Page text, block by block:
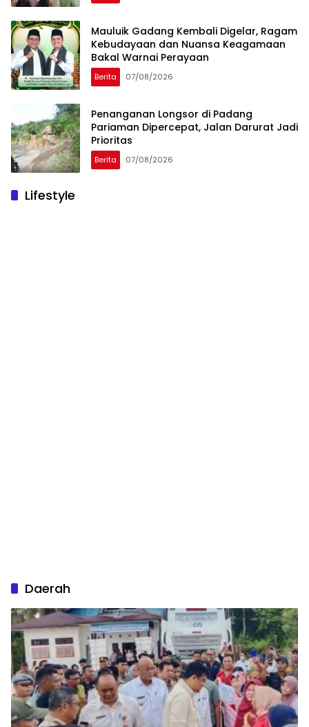
Mauluik Gadang Kembali Digelar, Ragam
Kebudayaan dan Nuansa Keagamaan
Bakal Warnai Perayaan
Berita 07/08/2026
Penanganan Longsor di Padang
Pariaman Dipercepat, Jalan Darurat Jadi
Prioritas
Berita 07/08/2026
Lifestyle
Daerah